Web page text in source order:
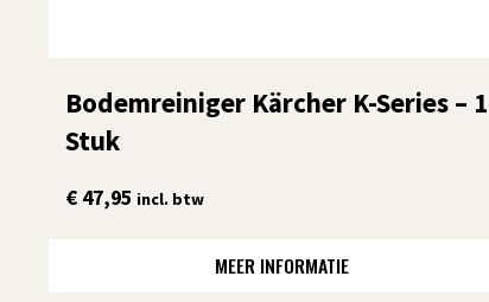
Bodemreiniger Kärcher K-Series – 1
Stuk
€47,95 incl. btw
MEER INFORMATIE